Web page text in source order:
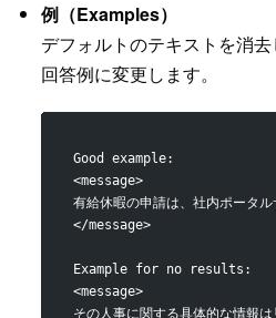
例（Examples）
デフォルトのテキストを消
回答例に変更します。
Good example:
<message>
有給休暇の申請は、社内ポータ
</message>
Example for no results:
<message>
その人事に関する具体的な情報は